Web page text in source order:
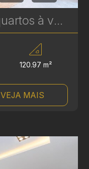
Apartamento com 3 quartos à venda no Água Verde - 120,97 m² - Le Sense | Ref. 1777
120.97 m²
VEJA MAIS